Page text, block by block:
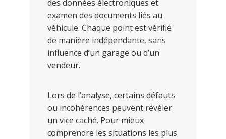
des données électroniques et
examen des documents liés au
véhicule. Chaque point est vérifié
de manière indépendante, sans
influence d’un garage ou d’un
vendeur.
Lors de l’analyse, certains défauts
ou incohérences peuvent révéler
un vice caché. Pour mieux
comprendre les situations les plus